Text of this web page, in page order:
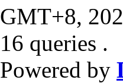
GMT+8,
16 queries .
Powered by